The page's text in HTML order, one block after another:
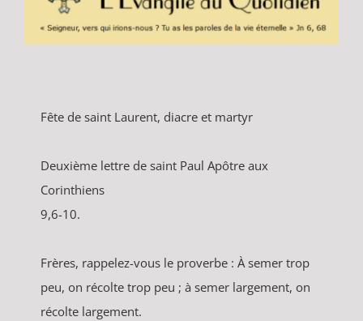
Fête de saint Laurent, diacre et martyr
Deuxième lettre de saint Paul Apôtre aux
Corinthiens
9,6-10.
Frères, rappelez-vous le proverbe : À semer trop
peu, on récolte trop peu ; à semer largement, on
récolte largement.